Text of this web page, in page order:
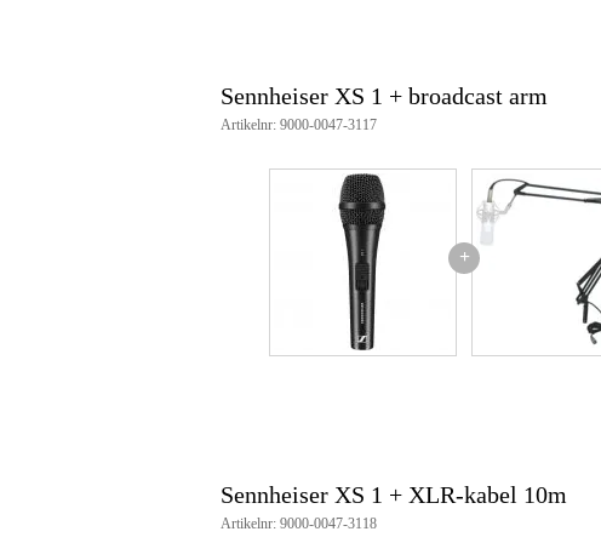
etui
gewicht: 330 gr
Sennheiser XS 1 + broadcast arm
Artikelnr: 9000-0047-3117
+
Sennheiser XS 1 + XLR-kabel 10m
Artikelnr: 9000-0047-3118